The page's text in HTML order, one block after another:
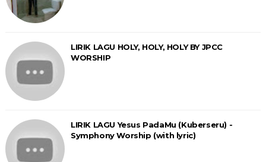
LIRIK LAGU HOLY, HOLY, HOLY BY JPCC
WORSHIP
LIRIK LAGU Yesus PadaMu (Kuberseru) -
Symphony Worship (with lyric)